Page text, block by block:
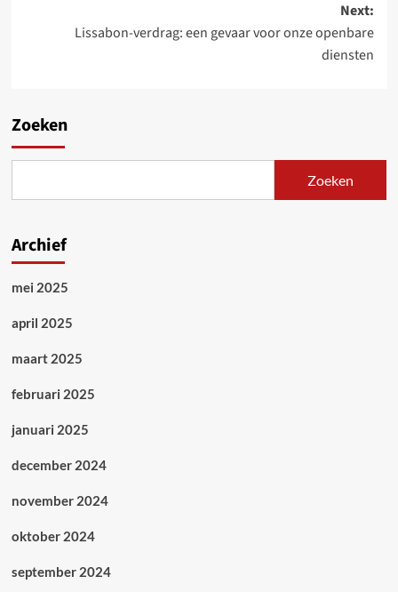
Next:
Lissabon-verdrag: een gevaar voor onze openbare
diensten
Zoeken
Zoeken
Archief
mei 2025
april 2025
maart 2025
februari 2025
januari 2025
december 2024
november 2024
oktober 2024
september 2024